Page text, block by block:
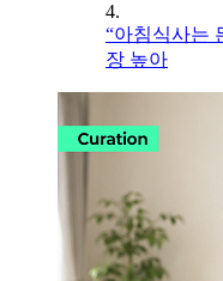
4.
“아침식사는
장 높아